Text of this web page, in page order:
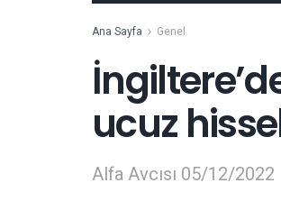
Ana Sayfa Genel
ucuz
Alfa Avcısı 05/12/2022